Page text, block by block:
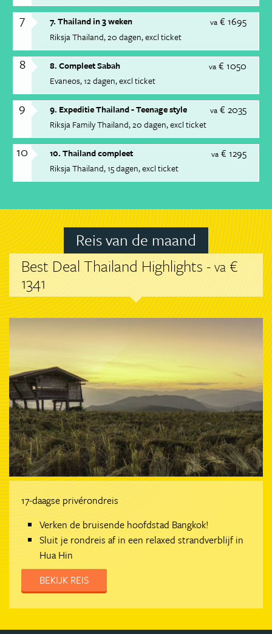
7 va € 1695
7. Thailand in 3 weken
Riksja Thailand 20 dagen excl ticket
8 va € 1050
8. Compleet Sabah
Evaneos 12 dagen excl ticket
9 va € 2035
9. Expeditie Thailand - Teenage style
Riksja Family Thailand 20 dagen excl ticket
10 va € 1295
10. Thailand compleet
Riksja Thailand 15 dagen excl ticket
Reis van de maand
Best Deal Thailand Highlights -va €
1341
17-daagse privérondreis
Verken de bruisende hoofdstad Bangkok!
Sluit je rondreis af in een relaxed strandverblijf in
Hua Hin
BEKIJK REIS